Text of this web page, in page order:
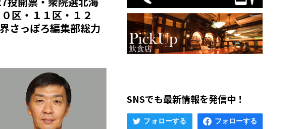
区・１１区・１２
さっぽろ編集部総力
SNSでも最新情報を発信中！